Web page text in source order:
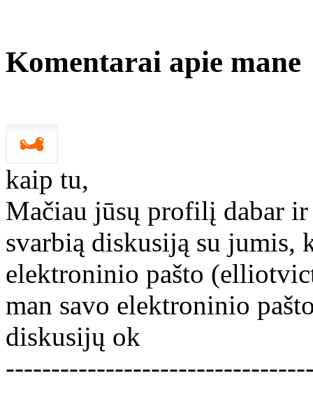
Komentarai apie mane
kaip tu,
Mačiau jūsų profilį dabar
svarbią diskusiją su jumis,
elektroninio pašto
man savo elektroninio
diskusijų ok